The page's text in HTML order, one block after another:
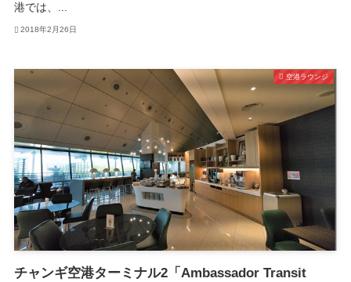
港では、...
2018年2月26日
空港ラウンジ
チャンギ空港ターミナル2「Ambassador Transit